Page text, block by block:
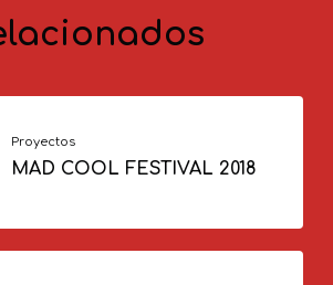
Proyectos
MAD COOL FESTIVAL 2018